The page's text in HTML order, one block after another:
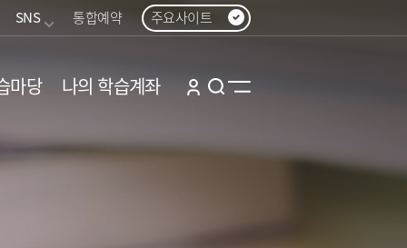
SNS 통합예약 주요사이트
마당 나의 학습계좌